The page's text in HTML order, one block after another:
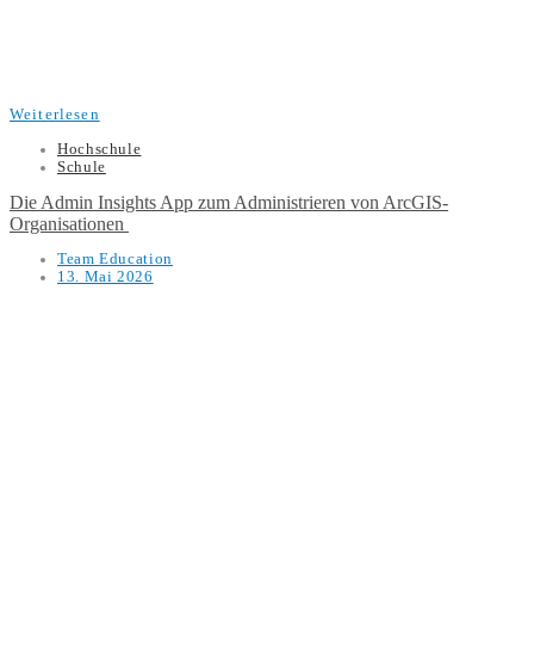
Weiterlesen
Hochschule
Schule
Die Admin Insights App zum Administrieren von ArcGIS-
Organisationen
Team Education
13. Mai 2026